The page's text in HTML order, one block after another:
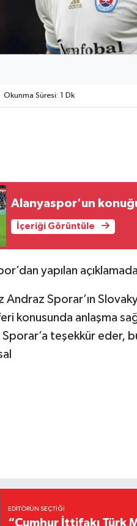
Okunma Süresi: 1 Dk
Alanyaspor'un
İçeriği Görüntüle
yapılan
Sporar’ın
konusunda anlaşma
Sporar’a teşekkür eder,
EDITÖRÜN SEÇTIĞI
“Cumhur İttifakı Türk